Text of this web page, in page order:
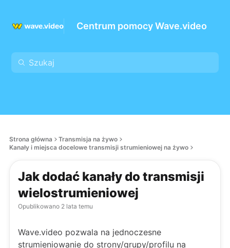
Centrum pomocy Wave.video
Strona główna
Transmisja na żywo
Kanały i miejsca docelowe transmisji strumieniowej na żywo
Jak dodać kanały do transmisji
wielostrumieniowej
Opublikowano 2 lata temu
Wave.video pozwala na jednoczesne
strumieniowanie do strony/grupy/profilu na